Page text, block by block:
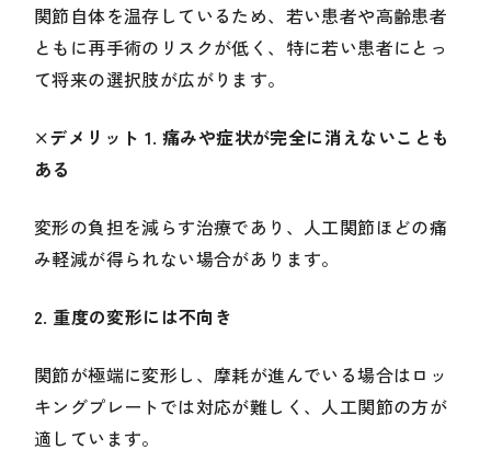
関節自体を温存しているため、若い患者や高齢患者
ともに再手術のリスクが低く、特に若い患者にとっ
て将来の選択肢が広がります。
×デメリット 1. 痛みや症状が完全に消えないことも
ある
変形の負担を減らす治療であり、人工関節ほどの痛
み軽減が得られない場合があります。
2. 重度の変形には不向き
関節が極端に変形し、摩耗が進んでいる場合はロッ
キングプレートでは対応が難しく、人工関節の方が
適しています。